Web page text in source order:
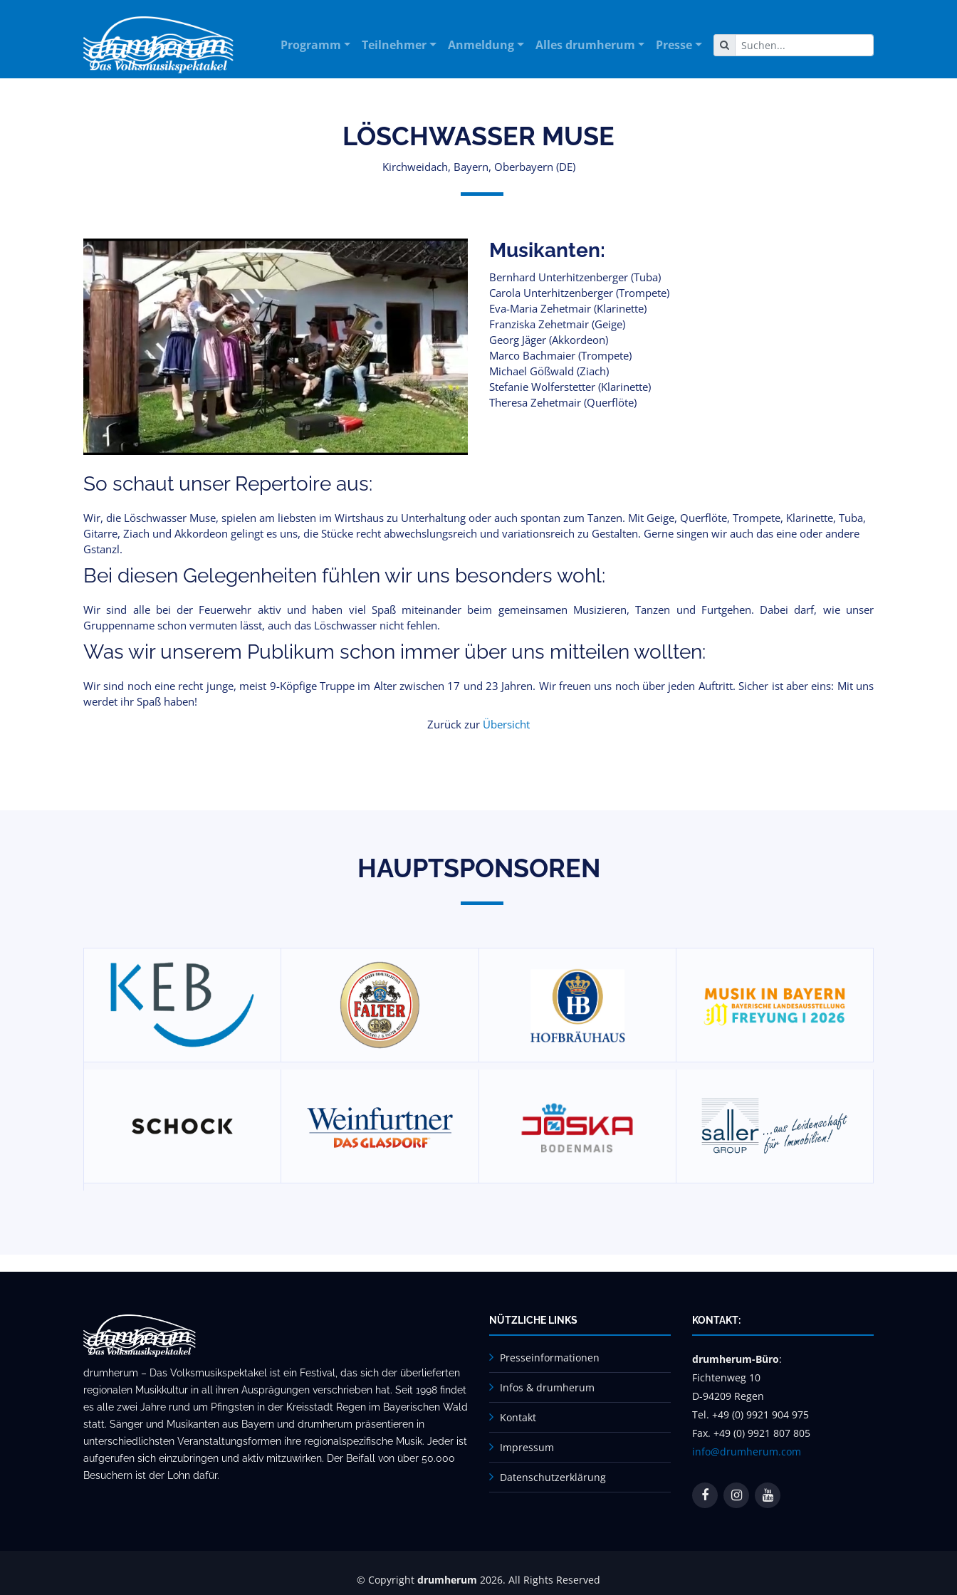
Programm Teilnehmer Anmeldung Alles drumherum Presse
LÖSCHWASSER MUSE
Kirchweidach, Bayern, Oberbayern (DE)
Musikanten:
Bernhard Unterhitzenberger (Tuba)
Carola Unterhitzenberger (Trompete)
Eva-Maria Zehetmair (Klarinette)
Franziska Zehetmair (Geige)
Georg Jäger (Akkordeon)
Marco Bachmaier (Trompete)
Michael Gößwald (Ziach)
Stefanie Wolferstetter (Klarinette)
Theresa Zehetmair (Querflöte)
So schaut unser Repertoire aus:
Wir, die Löschwasser Muse, spielen am liebsten im Wirtshaus zu Unterhaltung oder auch spontan zum Tanzen. Mit Geige, Querflöte, Trompete, Klarinette, Tuba,
Gitarre, Ziach und Akkordeon gelingt es uns, die Stücke recht abwechslungsreich und variationsreich zu Gestalten. Gerne singen wir auch das eine oder andere
Gstanzl.
Bei diesen Gelegenheiten fühlen wir uns besonders wohl:
Wir sind alle bei der Feuerwehr aktiv und haben viel Spaß miteinander beim gemeinsamen Musizieren, Tanzen und Furtgehen. Dabei darf, wie unser
Gruppenname schon vermuten lässt, auch das Löschwasser nicht fehlen.
Was wir unserem Publikum schon immer über uns mitteilen wollten:
Wir sind noch eine recht junge, meist 9-Köpfige Truppe im Alter zwischen 17 und 23 Jahren. Wir freuen uns noch über jeden Auftritt. Sicher ist aber eins: Mit uns
werdet ihr Spaß haben!
Zurück zur Übersicht
HAUPTSPONSOREN
drumherum – Das Volksmusikspektakel ist ein Festival, das sich der überlieferten
regionalen Musikkultur in all ihren Ausprägungen verschrieben hat. Seit 1998 findet
es alle zwei Jahre rund um Pfingsten in der Kreisstadt Regen im Bayerischen Wald
statt. Sänger und Musikanten aus Bayern und drumherum präsentieren in
unterschiedlichsten Veranstaltungsformen ihre regionalspezifische Musik. Jeder ist
aufgerufen sich einzubringen und aktiv mitzuwirken. Der Beifall von über 50.000
Besuchern ist der Lohn dafür.
NÜTZLICHE LINKS
Presseinformationen
Infos & drumherum
Kontakt
Impressum
Datenschutzerklärung
KONTAKT:
drumherum-Büro:
Fichtenweg 10
D-94209 Regen
Tel. +49 (0) 9921 904 975
Fax. +49 (0) 9921 807 805
info@drumherum.com
© Copyright drumherum 2026. All Rights Reserved